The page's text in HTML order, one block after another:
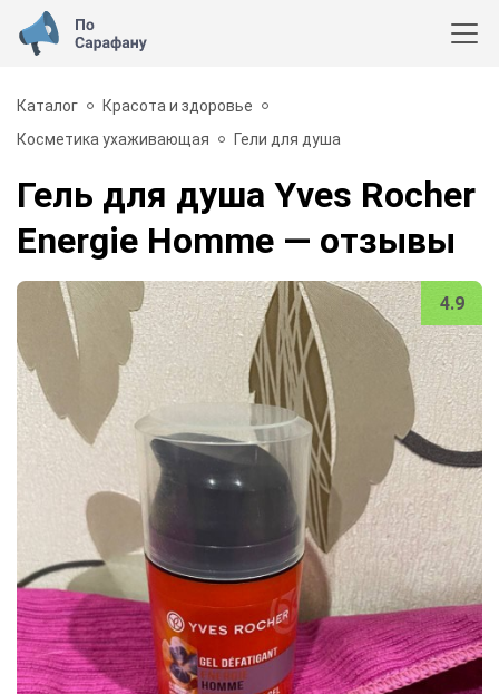
Каталог
Красота и здоровье
Косметика ухаживающая
Гели для душа
Гель для душа Yves Rocher
Energie Homme — отзывы
4.9